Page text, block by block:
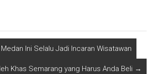
Ini Selalu Jadi Incaran Wisatawan
Khas Semarang yang Harus Anda Beli →